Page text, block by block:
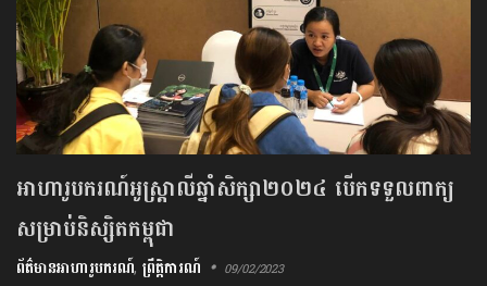
អាហារូបករណ៍អូស្ដ្រាលីឆ្នាំសិក្សា២០២៤ បើកទទួលពាក្យ
សម្រាប់និស្សិតកម្ពុជា
ព័ត៌មានអាហារូបករណ៍,ព្រឹត្តិការណ៍ 09/02/2023